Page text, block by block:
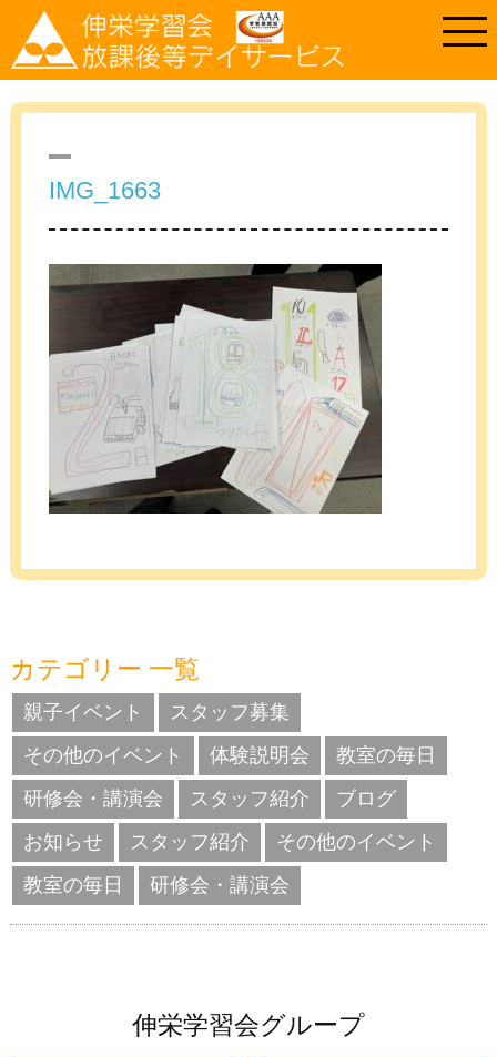
IMG_1663
カテゴリー 一覧
親子イベント
スタッフ募集
その他のイベント
体験説明会
教室の毎日
研修会・講演会
スタッフ紹介
ブログ
お知らせ
スタッフ紹介
その他のイベント
教室の毎日
研修会・講演会
伸栄学習会グループ